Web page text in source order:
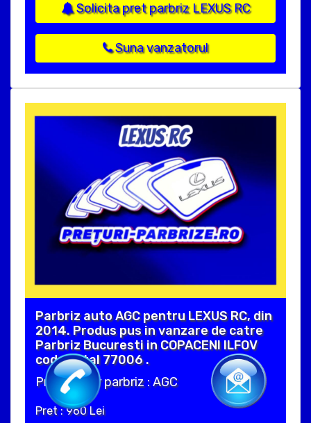
Solicita pret parbriz LEXUS RC
Suna vanzatorul
Parbriz auto AGC pentru LEXUS RC, din
2014. Produs pus in vanzare de catre
Parbriz Bucuresti in COPACENI ILFOV
cod postal 77006 .
Producator parbriz : AGC
Pret : 960 Lei